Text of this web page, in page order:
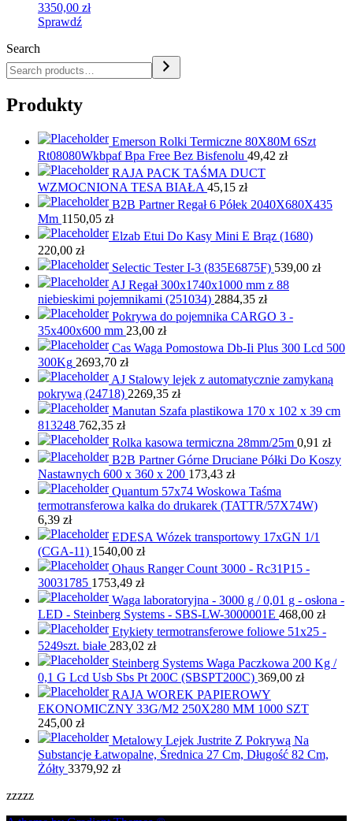
3350,00 zł
Sprawdź
Search
Produkty
Emerson Rolki Termiczne 80X80M 6Szt
Rt08080Wkbpaf Bpa Free Bez Bisfenolu 49,42 zł
RAJA PACK TAŚMA DUCT
WZMOCNIONA TESA BIAŁA 45,15 zł
B2B Partner Regał 6 Półek 2040X680X435
Mm 1150,05 zł
Elzab Etui Do Kasy Mini E Brąz (1680)
220,00 zł
Selectic Tester I-3 (835E6875F) 539,00 zł
AJ Regał 300x1740x1000 mm z 88
niebieskimi pojemnikami (251034) 2884,35 zł
Pokrywa do pojemnika CARGO 3 -
35x400x600 mm 23,00 zł
Cas Waga Pomostowa Db-Ii Plus 300 Lcd 500
300Kg 2693,70 zł
AJ Stalowy lejek z automatycznie zamykaną
pokrywą (24718) 2269,35 zł
Manutan Szafa plastikowa 170 x 102 x 39 cm
813248 762,35 zł
Rolka kasowa termiczna 28mm/25m 0,91 zł
B2B Partner Górne Druciane Półki Do Koszy
Nastawnych 600 x 360 x 200 173,43 zł
Quantum 57x74 Woskowa Taśma
termotransferowa kalka do drukarek (TATTR/57X74W)
6,39 zł
EDESA Wózek transportowy 17xGN 1/1
(CGA-11) 1540,00 zł
Ohaus Ranger Count 3000 - Rc31P15 -
30031785 1753,49 zł
Waga laboratoryjna - 3000 g / 0,01 g - osłona -
LED - Steinberg Systems - SBS-LW-3000001E 468,00 zł
Etykiety termotransferowe foliowe 51x25 -
5249szt. białe 283,02 zł
Steinberg Systems Waga Paczkowa 200 Kg /
0,1 G Lcd Usb Sbs Pt 200C (SBSPT200C) 369,00 zł
RAJA WOREK PAPIEROWY
EKONOMICZNY 33G/M2 250X280 MM 1000 SZT
245,00 zł
Metalowy Lejek Justrite Z Pokrywą Na
Substancje Łatwopalne, Średnica 27 Cm, Długość 82 Cm,
Żółty 3379,92 zł
zzzzz